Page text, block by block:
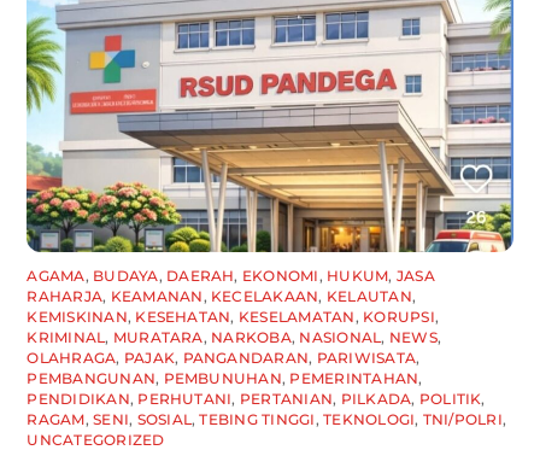
AGAMA, BUDAYA, DAERAH, EKONOMI , HUKUM, JASA
RAHARJA, KEAMANAN , KECELAKAAN, KELAUTAN,
KEMISKINAN, KESEHATAN, KESELAMATAN , KORUPSI,
KRIMINAL , MURATARA, NARKOBA, NASIONAL , NEWS,
OLAHRAGA, PAJAK, PANGANDARAN, PARIWISATA,
PEMBANGUNAN, PEMBUNUHAN, PEMERINTAHAN,
PENDIDIKAN, PERHUTANI, PERTANIAN, PILKADA, POLITIK,
RAGAM,SENI, SOSIAL ,TEBING TINGGI ,TEKNOLOGI, TNI/POLRI,
UNCATEGORIZED